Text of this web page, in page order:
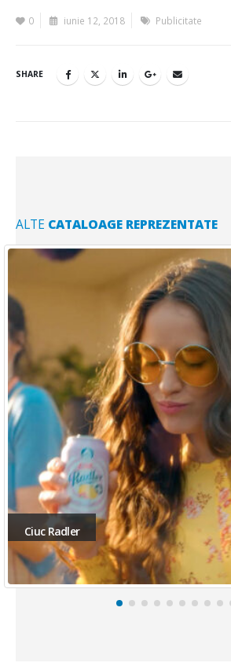
0 iunie 12, 2018 Publicitate
SHARE
ALTE CATALOAGE REPREZENTATE
Ciuc Radler